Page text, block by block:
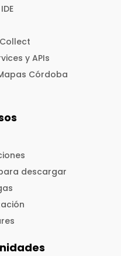
Collect
y APIs
Córdoba
descargar